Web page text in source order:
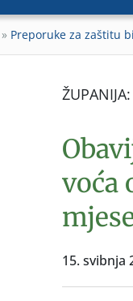
» Preporuke za zaštitu
ŽUPANIJA:
voća
15. svibnja